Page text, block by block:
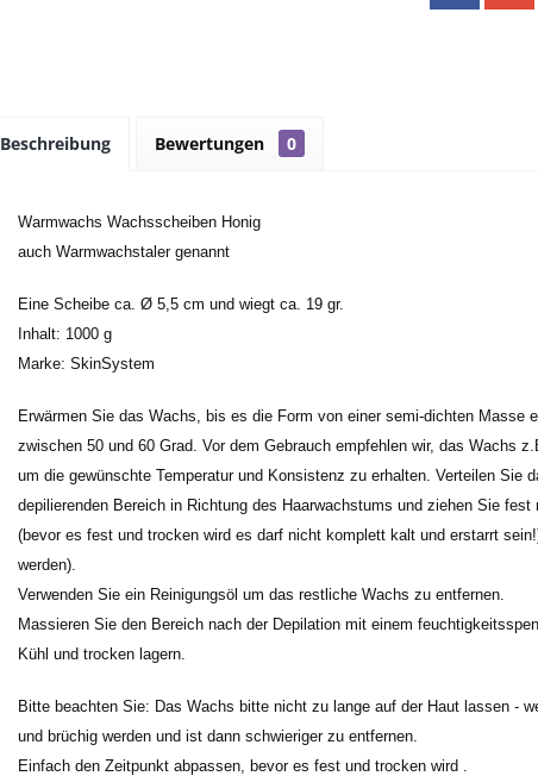
Beschreibung Bewertungen 0
Warmwachs Wachsscheiben Honig
auch Warmwachstaler genannt
Eine Scheibe ca. Ø 5,5 cm und wiegt ca. 19 gr.
Inhalt: 1000 g
Marke: SkinSystem
Erwärmen Sie das Wachs, bis es die Form von einer semi-dichten Masse
zwischen 50 und 60 Grad. Vor dem Gebrauch empfehlen wir, das Wachs
um die gewünschte Temperatur und Konsistenz zu erhalten. Verteilen Sie
depilierenden Bereich in Richtung des Haarwachstums und ziehen Sie
(bevor es fest und trocken wird es darf nicht komplett kalt und erstarrt
werden).
Verwenden Sie ein Reinigungsöl um das restliche Wachs zu entfernen.
Massieren Sie den Bereich nach der Depilation mit einem
Kühl und trocken lagern.
Bitte beachten Sie: Das Wachs bitte nicht zu lange auf der Haut lassen -
und brüchig werden und ist dann schwieriger zu entfernen.
Einfach den Zeitpunkt abpassen, bevor es fest und trocken wird .